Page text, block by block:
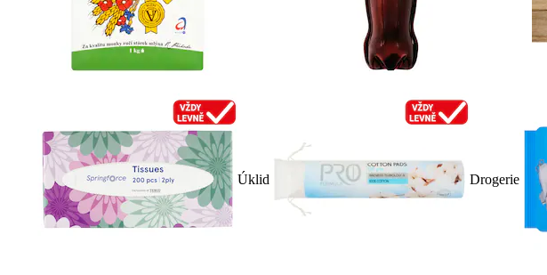
Úklid Drogerie